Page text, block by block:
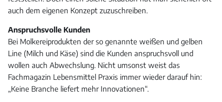
auch dem eigenen Konzept zuzuschreiben.
Anspruchsvolle Kunden
Bei Molkereiprodukten der so genannte weißen und gelben
Line (Milch und Käse) sind die Kunden anspruchsvoll und
wollen auch Abwechslung. Nicht umsonst weist das
Fachmagazin Lebensmittel Praxis immer wieder darauf hin:
„Keine Branche liefert mehr Innovationen“.